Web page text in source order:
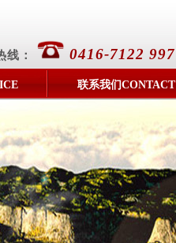
线： 0416-7122 997
联系我们CONTACT